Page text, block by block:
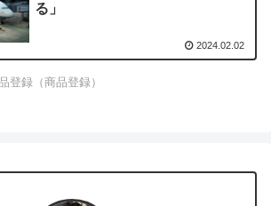
る」
2024.02.02
登録（商品登録）